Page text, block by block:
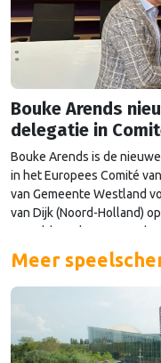
Bouke Arends
delegatie in
Bouke Arends is de
in het Europees Comité
van Gemeente Westland
van Dijk (Noord-Holland)
vervulde. Volgens Arends
succesvol in hun lobby in
Continued
Meer